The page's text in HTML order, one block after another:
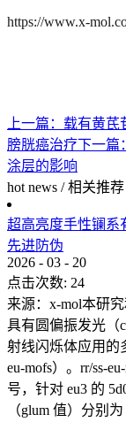
https://www.x-
上一篇： 载有黄芪
膀胱癌治疗下一篇：
涂层的影响
hot news / 相关推荐
超高亮度手性镧系
先进防伪
2026 - 03 - 20
点击次数: 24
来源：x-mol本研
具有圆偏振发光（
射线闪烁体应用的
eu-mofs）。rr/ss-
号，针对 eu3 的
（glum 值）分别为